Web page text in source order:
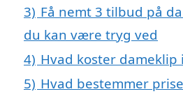
3) Få nemt 3 tilbud på
du kan være tryg ved
4) Hvad koster dameklip
5) Hvad bestemmer